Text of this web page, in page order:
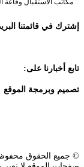
مكاتب الاستقبال وقاعة العروض مفتوحة
إشترك في قائمتنا
تابع أخبارنا على:
تصميم وبرمجة الموقع
© جميع الحقوق